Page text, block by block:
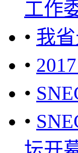
工作
• 我
•
•
•